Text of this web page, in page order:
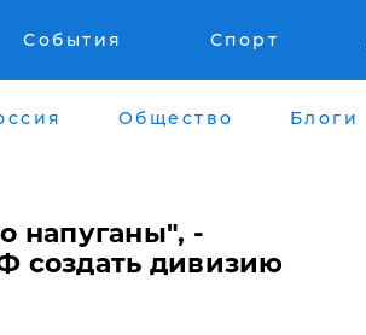
События Спорт
Общество Блоги
напуганы", -
создать дивизию